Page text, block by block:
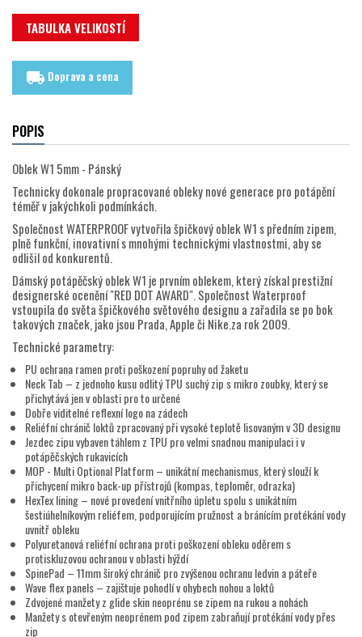
TABULKA VELIKOSTÍ
local_shipping Doprava a cena
POPIS
Oblek W1 5mm - Pánský
Technicky dokonale propracované obleky nové generace pro potápění
téměř v jakýchkoli podmínkách.
Společnost WATERPROOF vytvořila špičkový oblek W1 s předním zipem,
plně funkční, inovativní s mnohými technickými vlastnostmi, aby se
odlišil od konkurentů.
Dámský potápěčský oblek W1 je prvním oblekem, který získal prestižní
designerské ocenění "RED DOT AWARD". Společnost Waterproof
vstoupila do světa špičkového světového designu a zařadila se po bok
takových značek, jako jsou Prada, Apple či Nike.za rok 2009.
Technické parametry:
PU ochrana ramen proti poškození popruhy od žaketu
Neck Tab – z jednoho kusu odlitý TPU suchý zip s mikro zoubky, který se
přichytává jen v oblasti pro to určené
Dobře viditelné reflexní logo na zádech
Reliéfní chránič loktů zpracovaný při vysoké teplotě lisovaným v 3D designu
Jezdec zipu vybaven táhlem z TPU pro velmi snadnou manipulaci i v
potápěčských rukavicích
MOP - Multi Optional Platform – unikátní mechanismus, který slouží k
přichycení mikro back-up přístrojů (kompas, teploměr, odrazka)
HexTex lining – nové provedení vnitřního úpletu spolu s unikátním
šestiúhelníkovým reliéfem, podporujícím pružnost a bránícím protékání vody
uvnitř obleku
Polyuretanová reliéfní ochrana proti poškození obleku oděrem s
protiskluzovou ochranou v oblasti hýždí
SpinePad – 11mm široký chránič pro zvýšenou ochranu ledvin a páteře
Wave flex panels – zajištuje pohodlí v ohybech nohou a loktů
Zdvojené manžety z glide skin neoprénu se zipem na rukou a nohách
Manžety s otevřeným neoprénem pod zipem zabraňují protékání vody přes
zip